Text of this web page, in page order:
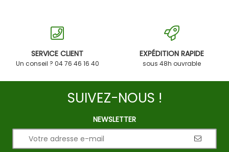
SERVICE CLIENT
Un conseil ? 04 76 46 16 40
EXPÉDITION RAPIDE
sous 48h ouvrable
SUIVEZ-NOUS !
NEWSLETTER